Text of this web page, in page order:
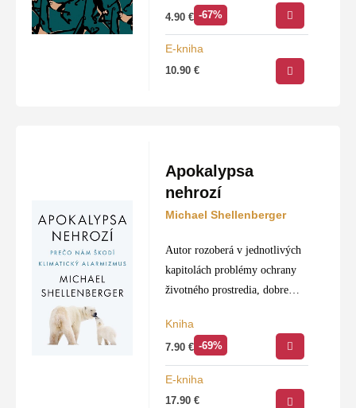
4.90€ -67%
E-kniha
10.90€
Apokalypsa
nehrozí
Michael Shellenberger
Autor rozoberá v jednotlivých
kapitolách problémy ochrany
životného prostredia, dobre
vecný prístup k problematike a
vyhýba sa diskreditácii iných
názorov. Alarmizmus podľa
Kniha
7.90€ -69%
E-kniha
17.90€